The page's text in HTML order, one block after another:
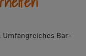
Umfangreiches Bar-